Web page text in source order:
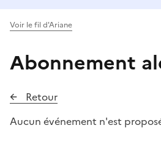
Voir le fil d'Ariane
Abonnement
Retour
Aucun événement n'est